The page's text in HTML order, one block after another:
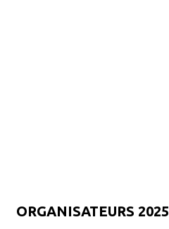
ORGANISATEURS 2025